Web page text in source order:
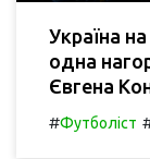
Україна на
одна
Євгена
#Футболіст